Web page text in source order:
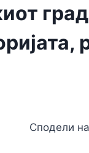
Сподели